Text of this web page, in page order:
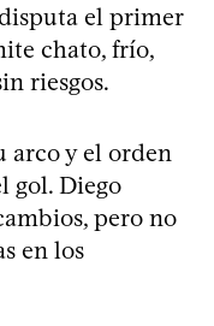
el primer
chato, frío,
riesgos.
arco y el orden
gol. Diego
pero no
en los